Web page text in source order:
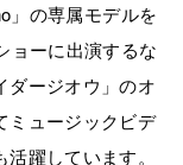
」の専属モデルを
ョーに出演するな
ダージオウ」のオ
ミュージックビデ
躍しています。